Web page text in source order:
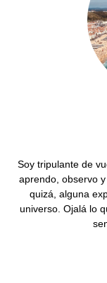
Soy tripulante de
aprendo, observo
quizá, alguna
universo. Ojalá lo